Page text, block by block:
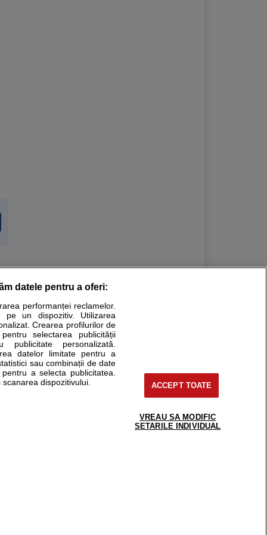
Ele nu pot substitui consultul medical direct si
fie medicul Dvs., fie unul dintre medicii pe care
pacient
support@sfatulmedicului.ro
0374 109 268
E6-11, etaj 6, sector 2, cod 021901
datele pentru a oferi:
performanței reclamelor.
pe un dispozitiv. Utilizarea
Crearea profilurilor de
selectarea publicității
publicitate personalizată.
datelor limitate pentru a
sau combinații de date
a selecta publicitatea.
dispozitivului.
ACCEPT TOATE
VREAU SA MODIFIC
SETARILE INDIVIDUAL